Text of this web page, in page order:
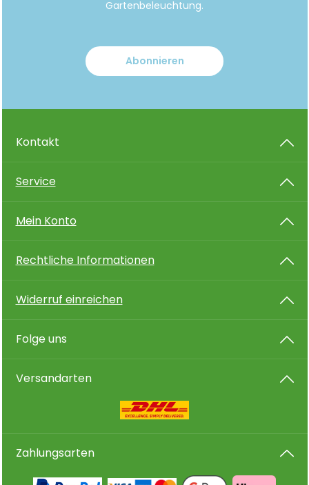
Gartenbeleuchtung.
Abonnieren
Kontakt
Service
Mein Konto
Rechtliche Informationen
Widerruf einreichen
Folge uns
Versandarten
Zahlungsarten